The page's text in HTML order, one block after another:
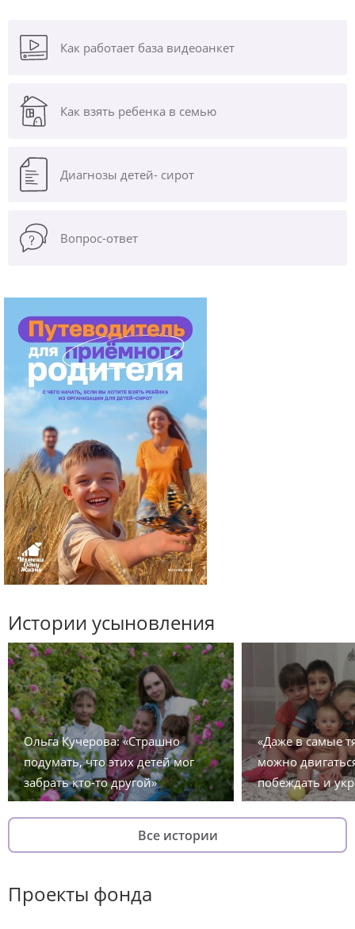
Как работает база видеоанкет
Как взять ребенка в семью
Диагнозы детей- сирот
Вопрос-ответ
Истории усыновления
Ольга Кучерова: «Страшно
подумать, что этих детей мог
забрать кто-то другой»
«Даже в самые
можно
побеждать и
Все истории
Проекты фонда